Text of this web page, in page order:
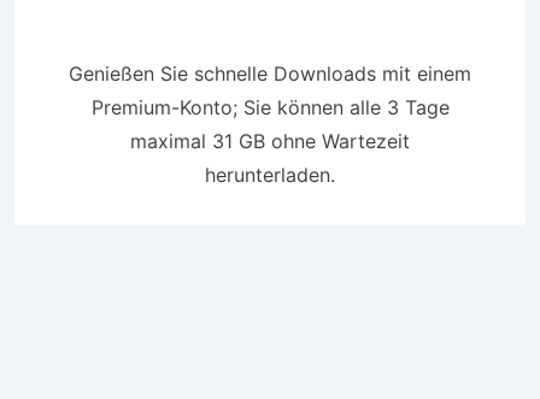
Genießen Sie schnelle Downloads mit einem
Premium-Konto; Sie können alle 3 Tage
maximal 31 GB ohne Wartezeit
herunterladen.